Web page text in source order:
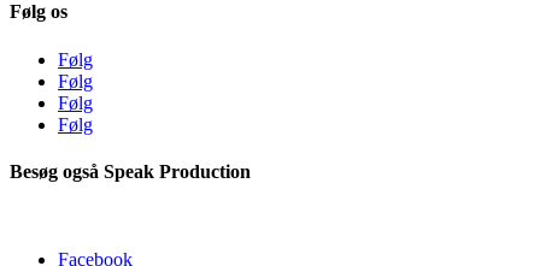
Følg os
Følg
Følg
Følg
Følg
Besøg også Speak Production
Facebook